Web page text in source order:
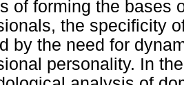
of forming the bases
the specificity
by the need for
personality. In